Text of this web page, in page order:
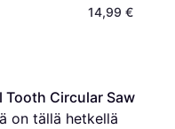
14,99 €
Tooth Circular Saw
on tällä hetkellä